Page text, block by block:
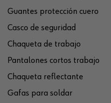
Guantes protección cuero
Casco de seguridad
Chaqueta de trabajo
Pantalones cortos trabajo
Chaqueta reflectante
Gafas para soldar